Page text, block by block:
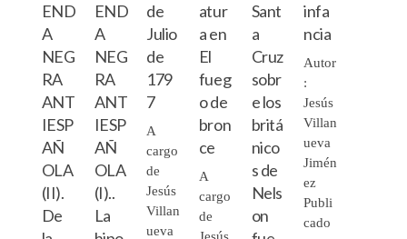
END
A
NEG
RA
ANT
IESP
AÑ
OLA
(II).
De
END
A
NEG
RA
ANT
IESP
AÑ
OLA
(I)..
La
de
Julio
de
179
7
A
cargo
de
Jesús
Villan
ueva
atur
a en
El
fueg
o de
bron
ce
A
cargo
de
Sant
a
Cruz
sobr
e los
britá
nico
s de
Nels
on
infa
ncia
Autor
:
Jesús
Villan
ueva
Jimén
ez
Publi
cado